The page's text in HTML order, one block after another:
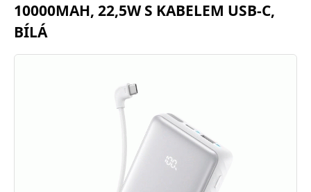
10000MAH, 22,5W S KABELEM USB-C,
BÍLÁ